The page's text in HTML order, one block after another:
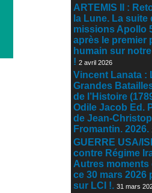
ARTEMIS II :
la Lune. La suite
missions Apollo
après le premier
humain sur
! 2 avril 2026
Vincent Lanata :
Grandes
de l’Histoire
Odile Jacob Ed.
de Jean-
Fromantin. 2026.
GUERRE USA/
contre Régime
Autres moments
ce 30 mars 2026
sur LCI !. 31 mars